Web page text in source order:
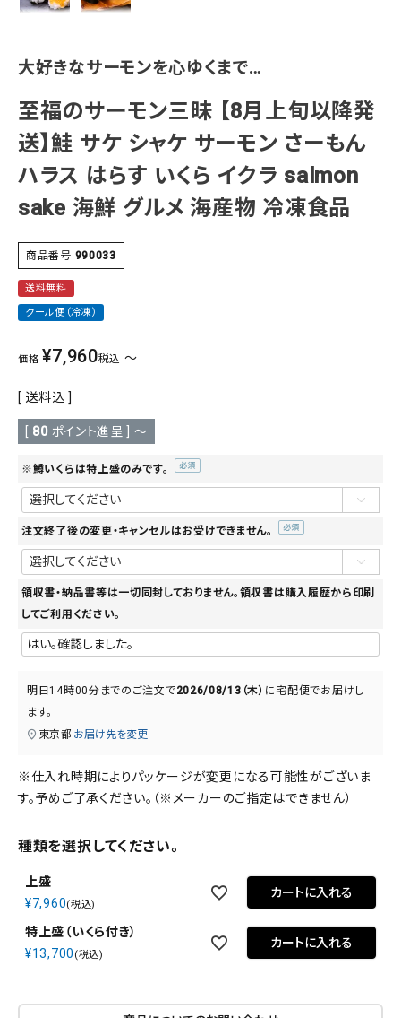
大好きなサーモンを心ゆくまで…
至福のサーモン三昧 【8月上旬以降発
送】鮭 サケ シャケ サーモン さーもん
ハラス はらす いくら イクラ salmon
sake 海鮮 グルメ 海産物 冷凍食品
商品番号 990033
送料無料
クール便（冷凍）
価格 ¥7,960税込 〜
送料込
80 ポイント進呈 ] 〜
※鱒いくらは特上盛のみです。
注文終了後の変更・キャンセルはお受けできません。
領収書・納品書等は一切同封しておりません。領収書は購入履歴から印刷
してご利用ください。
明日 14時00分 までのご注文で2026/08/13（木） に宅配便でお届けし
ます。
東京都 お届け先を変更
※仕入れ時期によりパッケージが変更になる可能性がございま
す。予めご了承ください。（※メーカーのご指定はできません）
種類を選択してください。
上盛
¥7,960 税込
カートに入れる
特上盛（いくら付き）
¥13,700 税込
カートに入れる